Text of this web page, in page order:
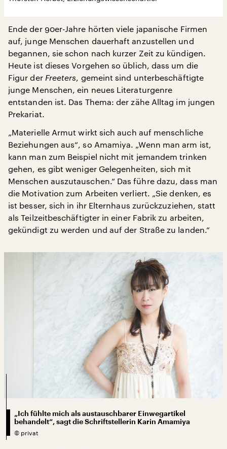
Ende der 90er-Jahre hörten viele japanische Firmen
auf, junge Menschen dauerhaft anzustellen und
begannen, sie schon nach kurzer Zeit zu kündigen.
Heute ist dieses Vorgehen so üblich, dass um die
Figur der Freeters, gemeint sind unterbeschäftigte
junge Menschen, ein neues Literaturgenre
entstanden ist. Das Thema: der zähe Alltag im jungen
Prekariat.
„Materielle Armut wirkt sich auch auf menschliche
Beziehungen aus“, so Amamiya. „Wenn man arm ist,
kann man zum Beispiel nicht mit jemandem trinken
gehen, es gibt weniger Gelegenheiten, sich mit
Menschen auszutauschen.“ Das führe dazu, dass man
die Motivation zum Arbeiten verliert. „Sie denken, es
ist besser, sich in ihr Elternhaus zurückzuziehen, statt
als Teilzeitbeschäftigter in einer Fabrik zu arbeiten,
gekündigt zu werden und auf der Straße zu landen.“
„Ich fühlte mich als austauschbarer Einwegartikel
behandelt“, sagt die Schriftstellerin Karin Amamiya
© privat